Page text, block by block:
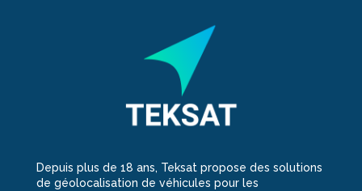
Depuis plus de 18 ans, Teksat propose des solutions
de géolocalisation de véhicules pour les